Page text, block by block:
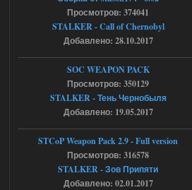
Ответить ➤
05.08.2026
AndreySA
[05.08.26
20:23:10.934] [17468]
FATAL ERROR
[error]Expression : FATAL ERROR
[error]Function :
CScriptEngine::lua_pcall_failed
[error]File : D:\a\OGSR-
Engine\OGSR-
Engine\ogsr_engine\COMMON_AI\scrip
Просмотров: 374041
STALKER - Call of Chernobyl
Добавлено: 28.10.2017
SOC WEAPON PACK
Просмотров: 350129
STALKER - Тень Чернобыля
Добавлено: 19.05.2017
STCoP Weapon Pack 2.9 - Full version
Просмотров: 316578
STALKER - Зов Припяти
Добавлено: 02.01.2017